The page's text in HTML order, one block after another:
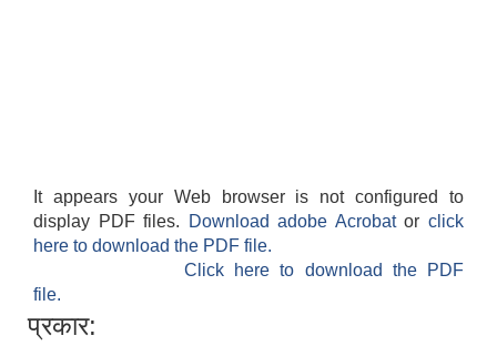
It appears your Web browser is not configured to
display PDF files.
Download adobe Acrobatorclick
here to download the PDF file.
Click here to download the PDF
file.
प्रकार: